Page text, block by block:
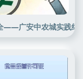
——广安中农城实践纪